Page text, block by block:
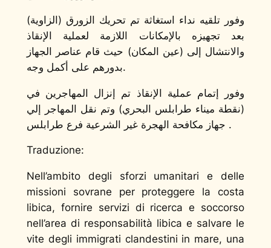
وفور تلقيه نداء استغاثة تم تحريك الزورق (الزاوية)
بعد تجهيزه بالإمكانات اللازمة لعملية الإنقاذ
والانتشال إلى (عين المكان) حيث قام عناصر الجهاز
بدورهم على أكمل وجه.
وفور إتمام عملية الإنقاذ تم إنزال المهاجرين في
(نقطة ميناء طرابلس البحري) وتم نقل المهاجر إلي
جهاز مكافحة الهجرة غير الشرعية فرع طرابلس .
Traduzione:
Nell’ambito degli sforzi umanitari e delle
missioni sovrane per proteggere la costa
libica, fornire servizi di ricerca e soccorso
nell’area di responsabilità libica e salvare le
vite degli immigrati clandestini in mare, una